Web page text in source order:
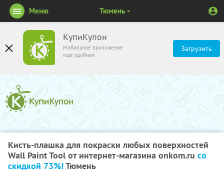
КупиКупон
Мобильное приложение
ещё удобнее
Загрузить
Меню Тюмень
Кисть-плашка для покраски любых поверхностей
Wall Paint Tool от интернет-магазина onkom.ru со
скидкой 73%!Тюмень